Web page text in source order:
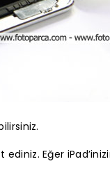
ediniz. Eğer